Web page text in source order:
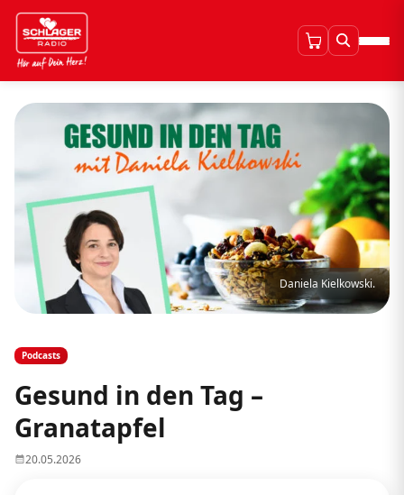
Daniela Kielkowski.
Podcasts
Gesund in den Tag –
Granatapfel
20.05.2026